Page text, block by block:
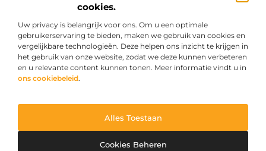
cookies.
Uw privacy is belangrijk voor ons. Om u een optimale
gebruikerservaring te bieden, maken we gebruik van cookies en
vergelijkbare technologieën. Deze helpen ons inzicht te krijgen in
het gebruik van onze website, zodat we deze kunnen verbeteren
en u relevante content kunnen tonen. Meer informatie vindt u in
ons cookiebeleid.
Alles Toestaan
Cookies Beheren
Bericht categorie
Onze informatie
@2025 www.belindaweb.nl. All Right Reserved.